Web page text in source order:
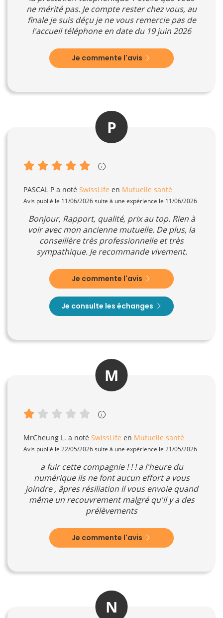
ne mérité pas. Je compte rester chez vous, au
finale je suis déçu je ne vous remercie pas de
l'accueil téléphone en date du 19 juin 2026
Je commente l'avis
P
PASCAL P a noté SwissLife en Mutuelle santé
Avis publié le 11/06/2026 suite à une expérience le 11/06/2026
Bonjour, Rapport, qualité, prix au top. Rien à
voir avec mon ancienne mutuelle. De plus, la
conseillère très professionnelle et très
sympathique. Je recommande vivement.
Je commente l'avis
Je consulte les échanges
M
MrCheung L. a noté SwissLife en Mutuelle santé
Avis publié le 22/05/2026 suite à une expérience le 21/05/2026
a fuir cette compagnie ! ! ! a l'heure du
numérique ils ne font aucun effort a vous
joindre , âpres résiliation il vous envoie quand
même un recouvrement malgré qu'il y a des
prélèvements
Je commente l'avis
N